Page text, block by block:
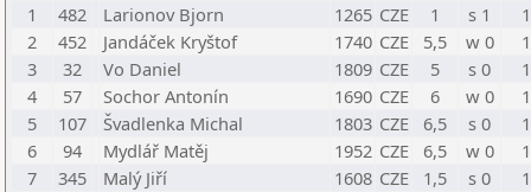
1
482 Larionov Bjorn 1265 CZE 1 s 1
1
2
452 Jandáček Kryštof 1740 CZE 5,5 w 0
1
3
32 Vo Daniel 1809 CZE 5 s 0
1
4
57 Sochor Antonín 1690 CZE 6 w 0
1
5
107 Švadlenka Michal 1803 CZE 6,5 s 0
1
6
94 Mydlář Matěj 1952 CZE 6,5 w 0
1
7
345 Malý Jiří 1608 CZE 1,5 s 0
1